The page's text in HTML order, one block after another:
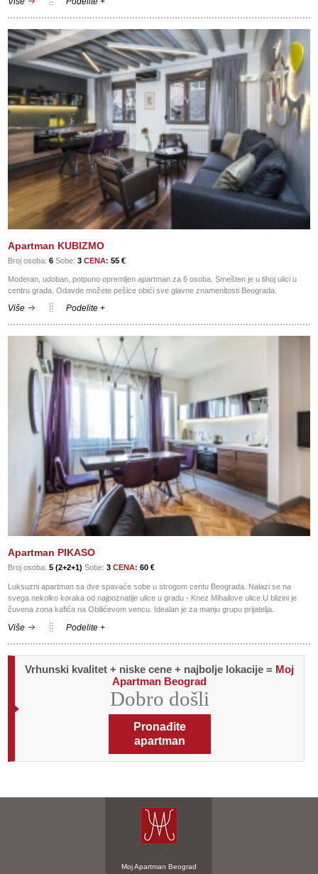
Apartman KUBIZMO
Broj osoba:6 Sobe:3 CENA:55 €
Moderan, udoban, potpuno opremljen apartman za 6 osoba. Smešten je u tihoj ulici u
centru grada. Odavde možete pešice obići sve glavne znamenitosti Beograda.
Više Podelite +
Apartman PIKASO
Broj osoba:5 (2+2+1) Sobe:3 CENA:60 €
Luksuzni apartman sa dve spavaće sobe u strogom centu Beograda. Nalazi se na
svega nekolko koraka od najpoznatije ulice u gradu - Knez Mihailove ulice.U blizini je
čuvena zona kafića na Obilićevom vencu. Idealan je za manju grupu prijatelja.
Više Podelite +
Vrhunski kvalitet + niske cene + najbolje lokacije = Moj
Apartman Beograd
Dobro došli
Pronađite
apartman
Moj Apartman Beograd